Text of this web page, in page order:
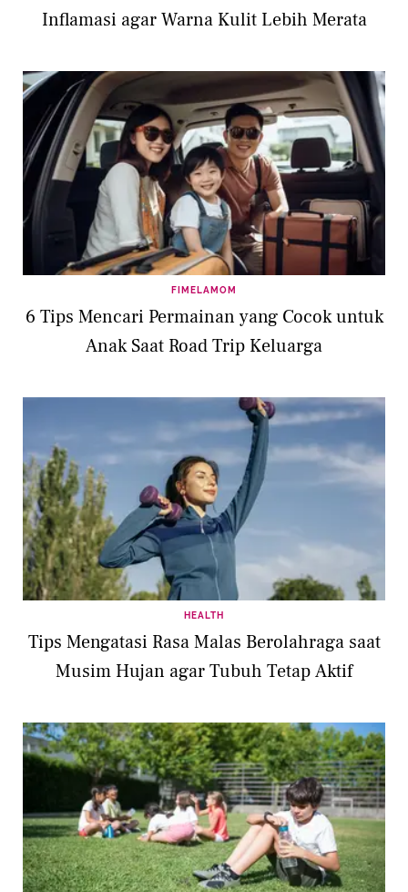
Inflamasi agar Warna Kulit Lebih Merata
FIMELAMOM
6 Tips Mencari Permainan yang Cocok untuk
Anak Saat Road Trip Keluarga
HEALTH
Tips Mengatasi Rasa Malas Berolahraga saat
Musim Hujan agar Tubuh Tetap Aktif